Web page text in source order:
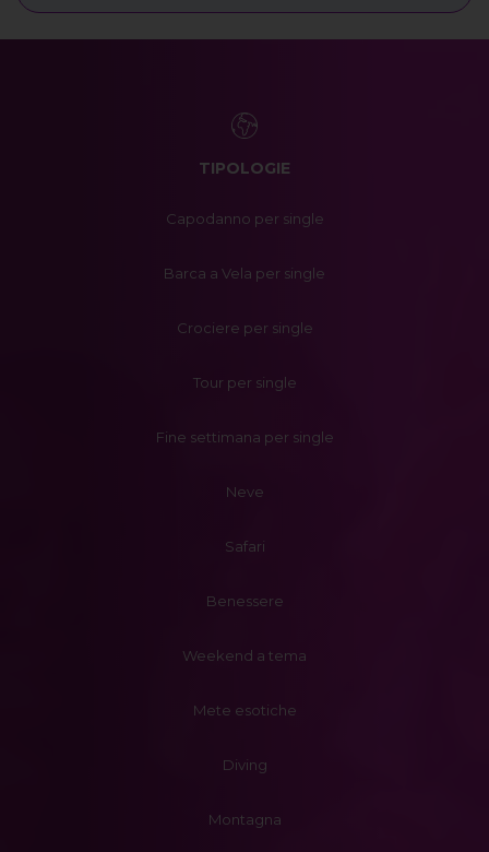
TIPOLOGIE
Capodanno per single
Barca a Vela per single
Crociere per single
Tour per single
Fine settimana per single
Neve
Safari
Benessere
Weekend a tema
Mete esotiche
Diving
Montagna